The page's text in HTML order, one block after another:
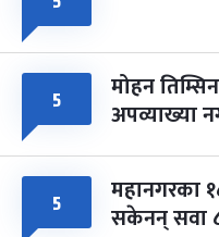
५ मोहन
अपव्याख्या
५ महानगरका
सकेनन् सवा